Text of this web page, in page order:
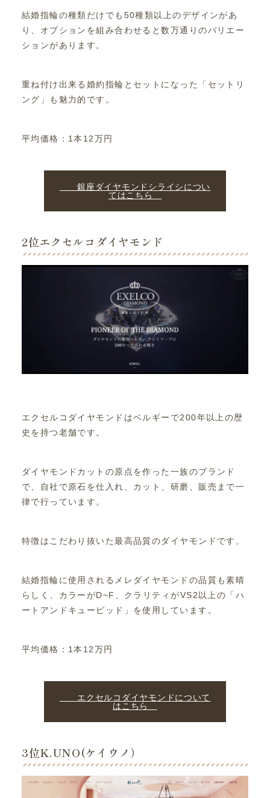
結婚指輪の種類だけでも50種類以上のデザインがあ
り、オプションを組み合わせると数万通りのバリエー
ションがあります。
重ね付け出来る婚約指輪とセットになった「セットリ
ング」も魅力的です。
平均価格：1本12万円
銀座ダイヤモンドシライシについ
てはこちら
2位エクセルコダイヤモンド
エクセルコダイヤモンドはベルギーで200年以上の歴
史を持つ老舗です。
ダイヤモンドカットの原点を作った一族のブランド
で、自社で原石を仕入れ、カット、研磨、販売まで一
律で行っています。
特徴はこだわり抜いた最高品質のダイヤモンドです。
結婚指輪に使用されるメレダイヤモンドの品質も素晴
らしく、カラーがD~F、クラリティがVS2以上の「ハ
ートアンドキューピッド」を使用しています。
平均価格：1本12万円
エクセルコダイヤモンドについて
はこちら
3位K.UNO(ケイウノ）